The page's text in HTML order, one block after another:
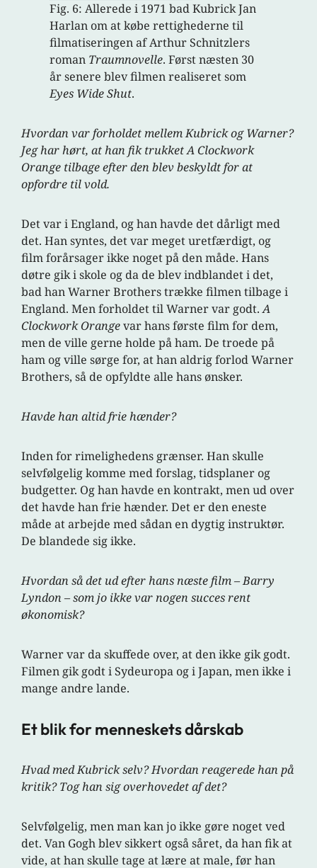
Fig. 6: Allerede i 1971 bad Kubrick Jan
Harlan om at købe rettighederne til
filmatiseringen af Arthur Schnitzlers
roman Traumnovelle. Først næsten 30
år senere blev filmen realiseret som
Eyes Wide Shut.
Hvordan var forholdet mellem Kubrick og Warner?
Jeg har hørt, at han fik trukket A Clockwork
Orange tilbage efter den blev beskyldt for at
opfordre til vold.
Det var i England, og han havde det dårligt med
det. Han syntes, det var meget uretfærdigt, og
film forårsager ikke noget på den måde. Hans
døtre gik i skole og da de blev indblandet i det,
bad han Warner Brothers trække filmen tilbage i
England. Men forholdet til Warner var godt.A
Clockwork Orangevar hans første film for dem,
men de ville gerne holde på ham. De troede på
ham og ville sørge for, at han aldrig forlod Warner
Brothers, så de opfyldte alle hans ønsker.
Havde han altid frie hænder?
Inden for rimelighedens grænser. Han skulle
selvfølgelig komme med forslag, tidsplaner og
budgetter. Og han havde en kontrakt, men ud over
det havde han frie hænder. Det er den eneste
måde at arbejde med sådan en dygtig instruktør.
De blandede sig ikke.
Hvordan så det ud efter hans næste film – Barry
Lyndon – som jo ikke var nogen succes rent
økonomisk?
Warner var da skuffede over, at den ikke gik godt.
Filmen gik godt i Sydeuropa og i Japan, men ikke i
mange andre lande.
Et blik for menneskets dårskab
Hvad med Kubrick selv? Hvordan reagerede han på
kritik? Tog han sig overhovedet af det?
Selvfølgelig, men man kan jo ikke gøre noget ved
det. Van Gogh blev sikkert også såret, da han fik at
vide, at han skulle tage at lære at male, før han